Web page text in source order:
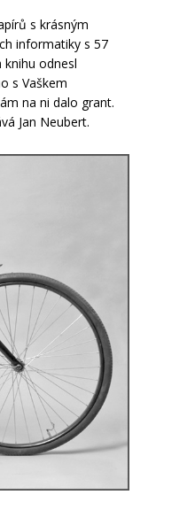
s krásným
informatiky s 57
odnesl
s Vaškem
na ni dalo grant.
Jan Neubert.